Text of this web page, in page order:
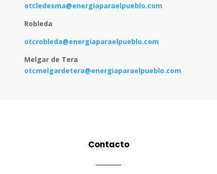
otcledesma@energiaparaelpueblo.com
Robleda
otcrobleda@energiaparaelpueblo.com
Melgar de Tera
otcmelgardetera@energiaparaelpueblo.com
Contacto